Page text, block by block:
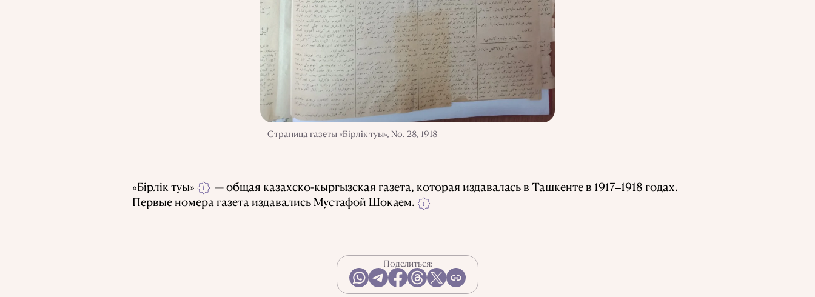
Страница газеты «Бірлік туы», No. 28, 1918
«Бірлік туы» i — общая казахско-кыргызская газета, которая издавалась в Ташкенте в 1917–1918 годах.
Первые номера газета издавались Мустафой Шокаем.
1
Поделиться: